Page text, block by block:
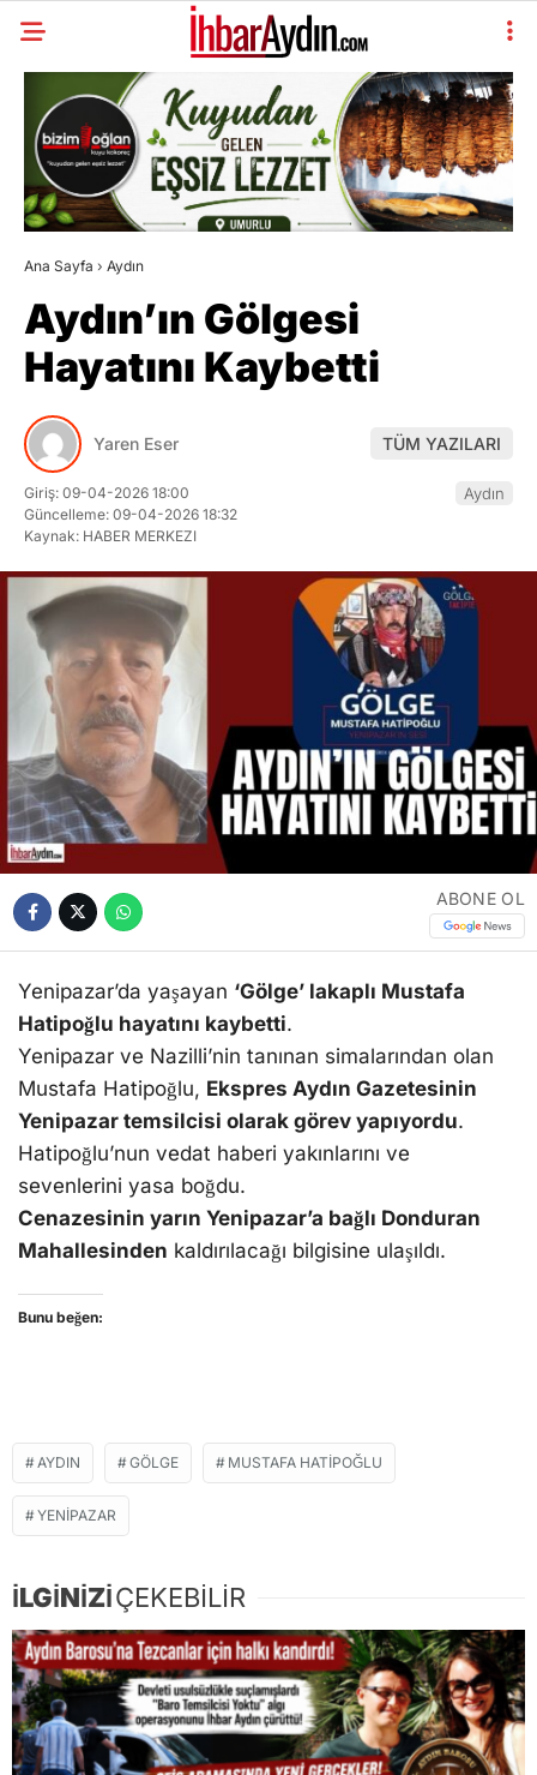
Ana Sayfa › Aydın
Aydın’ın Gölgesi
Hayatını Kaybetti
Yaren Eser TÜM YAZILARI
Giriş: 09-04-2026 18:00
Güncelleme: 09-04-2026 18:32
Kaynak: HABER MERKEZI
Aydın
ABONE OL
Yenipazar’da yaşayan ‘Gölge’ lakaplı Mustafa
Hatipoğlu hayatını kaybetti.
Yenipazar ve Nazilli’nin tanınan simalarından olan
Mustafa Hatipoğlu, Ekspres Aydın Gazetesinin
Yenipazar temsilcisi olarak görev yapıyordu.
Hatipoğlu’nun vedat haberi yakınlarını ve
sevenlerini yasa boğdu.
Cenazesinin yarın Yenipazar’a bağlı Donduran
Mahallesinden kaldırılacağı bilgisine ulaşıldı.
Bunu beğen:
AYDIN GÖLGE MUSTAFA HATIPOĞLU
YENIPAZAR
İLGİNİZİÇEKEBİLİR